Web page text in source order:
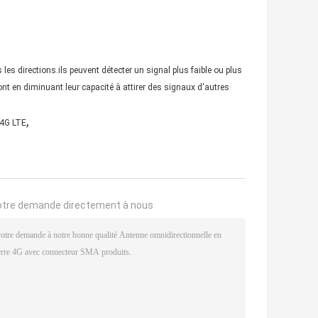
directions.ils peuvent détecter un signal plus faible ou plus
en diminuant leur capacité à attirer des signaux d'autres
LTE,
demande directement à nous